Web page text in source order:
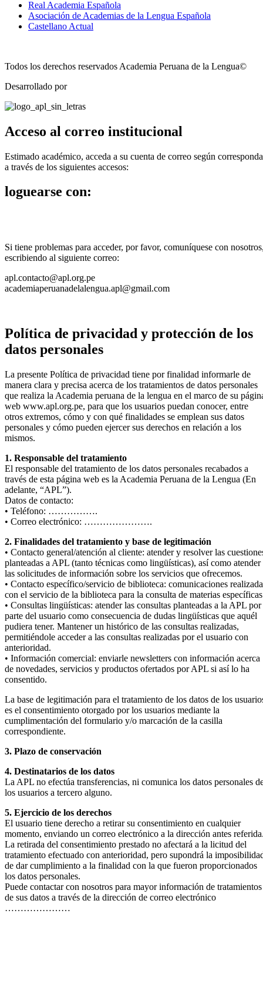
Real Academia Española
Asociación de Academias de la Lengua Española
Castellano Actual
Todos los derechos reservados Academia Peruana de la Lengua©
Desarrollado por
Acceso al correo institucional
Estimado académico, acceda a su cuenta de correo según corresponda
a través de los siguientes accesos:
loguearse con:
Si tiene problemas para acceder, por favor, comuníquese con
escribiendo al siguiente correo:
apl.contacto@apl.org.pe
academiaperuanadelalengua.apl@gmail.com
Política de privacidad y protección de los
datos personales
La presente Política de privacidad tiene por finalidad informarle de
manera clara y precisa acerca de los tratamientos de datos personales
que realiza la Academia peruana de la lengua en el marco de su
web www.apl.org.pe, para que los usuarios puedan conocer, entre
otros extremos, cómo y con qué finalidades se emplean sus datos
personales y cómo pueden ejercer sus derechos en relación a los
mismos.
1. Responsable del tratamiento
El responsable del tratamiento de los datos personales recabados a
través de esta página web es la Academia Peruana de la Lengua (En
adelante, “APL”).
Datos de contacto:
• Teléfono: …………….
• Correo electrónico: ………………….
2. Finalidades del tratamiento y base de legitimación
• Contacto general/atención al cliente: atender y resolver las
planteadas a APL (tanto técnicas como lingüísticas), así como atender
las solicitudes de información sobre los servicios que ofrecemos.
• Contacto específico/servicio de biblioteca: comunicaciones
con el servicio de la biblioteca para la consulta de materias
• Consultas lingüísticas: atender las consultas planteadas a la APL por
parte del usuario como consecuencia de dudas lingüísticas que aquél
pudiera tener. Mantener un histórico de las consultas realizadas,
permitiéndole acceder a las consultas realizadas por el usuario con
anterioridad.
• Información comercial: enviarle newsletters con información acerca
de novedades, servicios y productos ofertados por APL si así lo ha
consentido.
La base de legitimación para el tratamiento de los datos de los
es el consentimiento otorgado por los usuarios mediante la
cumplimentación del formulario y/o marcación de la casilla
correspondiente.
3. Plazo de conservación
4. Destinatarios de los datos
La APL no efectúa transferencias, ni comunica los datos personales
los usuarios a tercero alguno.
5. Ejercicio de los derechos
El usuario tiene derecho a retirar su consentimiento en cualquier
momento, enviando un correo electrónico a la dirección antes
La retirada del consentimiento prestado no afectará a la licitud del
tratamiento efectuado con anterioridad, pero supondrá la
de dar cumplimiento a la finalidad con la que fueron proporcionados
los datos personales.
Puede contactar con nosotros para mayor información de tratamientos
de sus datos a través de la dirección de correo electrónico
…………………